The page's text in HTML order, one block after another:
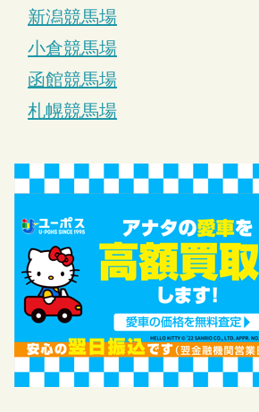
新潟競馬場
小倉競馬場
函館競馬場
札幌競馬場